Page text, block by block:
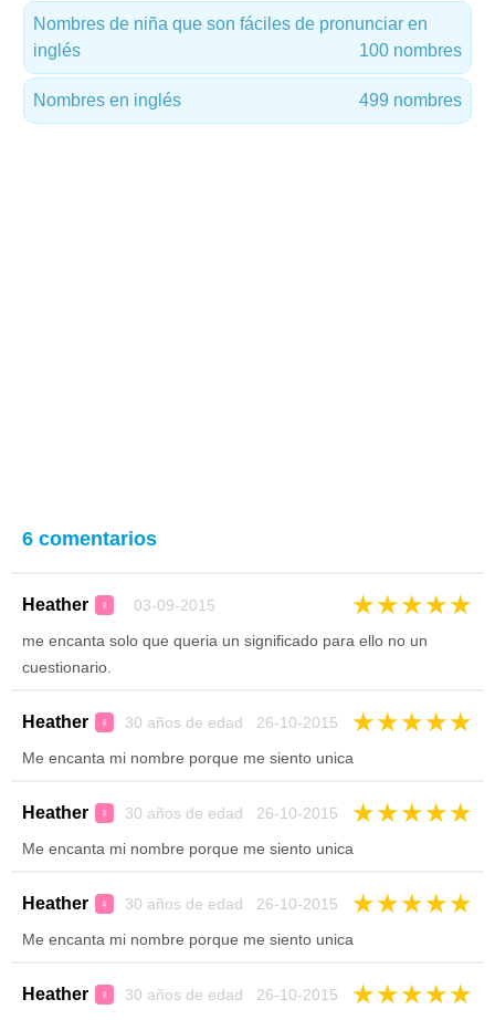
Nombres de niña que son fáciles de pronunciar en
inglés
100 nombres
Nombres en inglés 499 nombres
6 comentarios
Heather ♀ 03-09-2015 ★★★★★
me encanta solo que queria un significado para ello no un
cuestionario.
Heather ♀ 30 años de edad 26-10-2015 ★★★★★
Me encanta mi nombre porque me siento unica
Heather ♀ 30 años de edad 26-10-2015 ★★★★★
Me encanta mi nombre porque me siento unica
Heather ♀ 30 años de edad 26-10-2015 ★★★★★
Me encanta mi nombre porque me siento unica
Heather ♀ 30 años de edad 26-10-2015 ★★★★★